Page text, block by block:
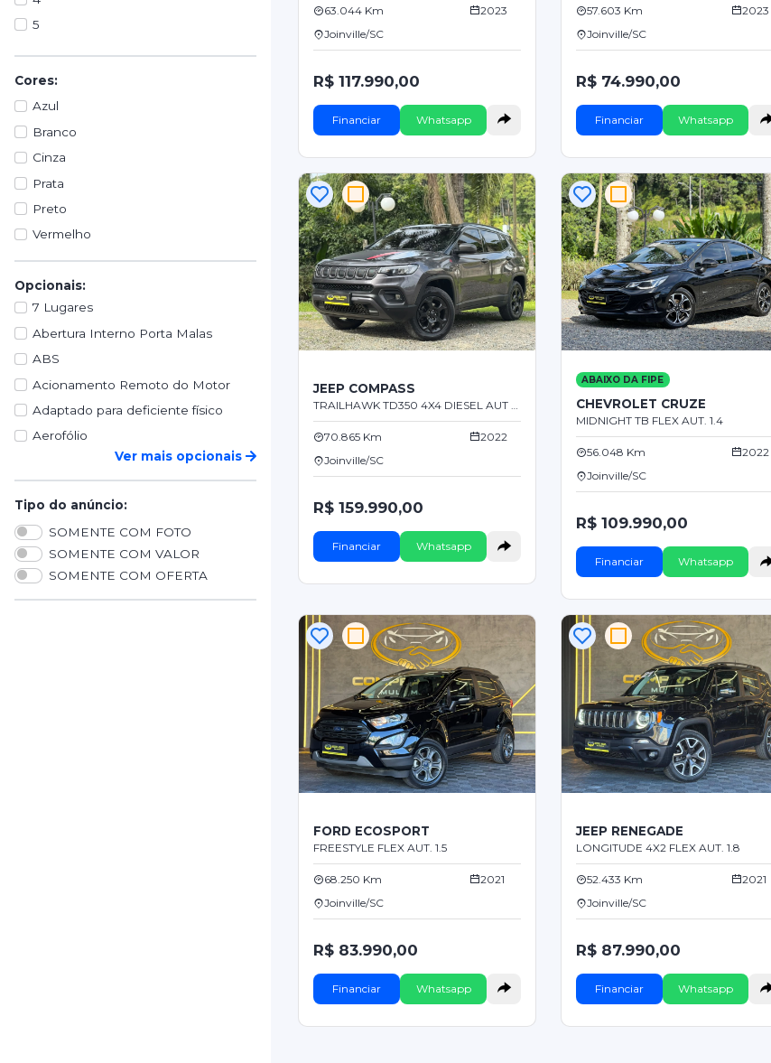
5
Cores:
Azul
Branco
Cinza
Prata
Preto
Vermelho
Opcionais:
7 Lugares
Abertura Interno Porta Malas
ABS
Acionamento Remoto do Motor
Adaptado para deficiente físico
Aerofólio
Ver mais opcionais
Tipo do anúncio:
SOMENTE COM FOTO
SOMENTE COM VALOR
SOMENTE COM OFERTA
63.044 Km
2023
Joinville/SC
R$ 117.990,00
Financiar Whatsapp
57.603 Km
2023
Joinville/SC
R$ 74.990,00
Financiar Whatsapp
JEEP COMPASS
TRAILHAWK TD350 4X4 DIESEL AUT 2.0
70.865 Km
2022
Joinville/SC
R$ 159.990,00
Financiar Whatsapp
ABAIXO DA FIPE
CHEVROLET CRUZE
MIDNIGHT TB FLEX AUT. 1.4
56.048 Km
2022
Joinville/SC
R$ 109.990,00
Financiar Whatsapp
FORD ECOSPORT
FREESTYLE FLEX AUT. 1.5
68.250 Km
2021
Joinville/SC
R$ 83.990,00
Financiar Whatsapp
JEEP RENEGADE
LONGITUDE 4X2 FLEX AUT. 1.8
52.433 Km
2021
Joinville/SC
R$ 87.990,00
Financiar Whatsapp